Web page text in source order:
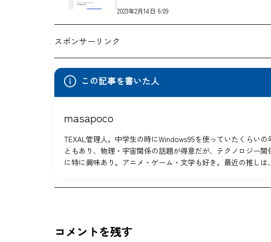
2023年2月14日 6:09
スポンサーリンク
この記事を書いた人
masapoco
TEXAL管理人。中学生の時にWindows95を使っていたくらい
ともあり、物理・宇宙関係の話題が得意だが、テクノロジー
に特に興味あり。アニメ・ゲーム・文学も好き。最近の推しは
コメントを残す